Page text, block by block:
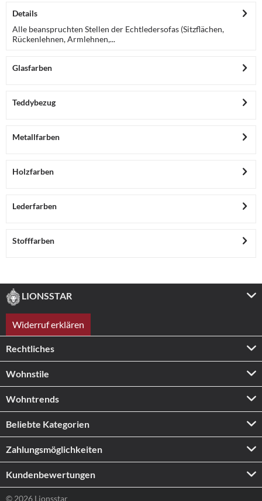
Details
Alle beanspruchten Stellen der Echtledersofas (Sitzflächen,
Rückenlehnen, Armlehnen,...
Glasfarben
Teddybezug
Metallfarben
Holzfarben
Lederfarben
Stofffarben
LIONSSTAR
Widerruf erklären
Rechtliches
Wohnstile
Wohntrends
Beliebte Kategorien
Zahlungs­möglichkeiten
Kundenbewertungen
© 2026 Lionsstar